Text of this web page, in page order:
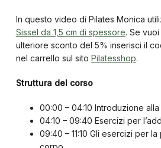
In questo video di Pilates Monica
Sissel da 1,5 cm di spessore. Se
ulteriore sconto del 5% inserisci il
nel carrello sul sito Pilatesshop.
Struttura del corso
00:00 – 04:10 Introduzione
04:10 – 09:40 Esercizi per
09:40 – 11:10 Gli esercizi per